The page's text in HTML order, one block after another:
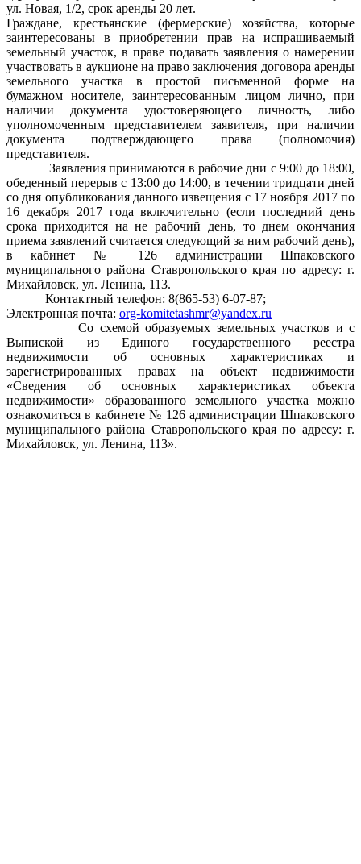
ул. Новая, 1/2, срок аренды 20 лет.
Граждане, крестьянские (фермерские) хозяйства, которые
заинтересованы в приобретении прав на испрашиваемый
земельный участок, в праве подавать заявления о намерении
участвовать в аукционе на право заключения договора аренды
земельного участка в простой письменной форме на
бумажном носителе, заинтересованным лицом лично, при
наличии документа удостоверяющего личность, либо
уполномоченным представителем заявителя, при наличии
документа подтверждающего права (полномочия)
представителя.
Заявления принимаются в рабочие дни с 9:00 до 18:00,
обеденный перерыв с 13:00 до 14:00, в течении тридцати дней
со дня опубликования данного извещения с 17 ноября 2017 по
16 декабря 2017 года включительно (если последний день
срока приходится на не рабочий день, то днем окончания
приема заявлений считается следующий за ним рабочий день),
в кабинет № 126 администрации Шпаковского
муниципального района Ставропольского края по адресу: г.
Михайловск, ул. Ленина, 113.
Контактный телефон: 8(865-53) 6-07-87;
Электронная почта: org-komitetashmr@yandex.ru
Со схемой образуемых земельных участков и с
Выпиской из Единого государственного реестра
недвижимости об основных характеристиках и
зарегистрированных правах на объект недвижимости
«Сведения об основных характеристиках объекта
недвижимости» образованного земельного участка можно
ознакомиться в кабинете № 126 администрации Шпаковского
муниципального района Ставропольского края по адресу: г.
Михайловск, ул. Ленина, 113».